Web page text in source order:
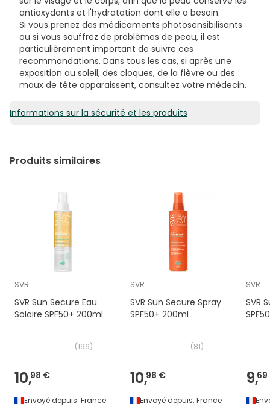
antioxydants et l'hydratation dont elle a besoin.
Si vous prenez des médicaments photosensibilisants
ou si vous souffrez de problèmes de peau, il est
particulièrement important de suivre ces
recommandations. Dans tous les cas, si après une
exposition au soleil, des cloques, de la fièvre ou des
maux de tête apparaissent, consultez votre médecin.
Informations sur la sécurité et les produits
Produits similaires
SVR
SVR Sun Secure Eau
Solaire SPF50+ 200ml
(196)
10,98 €
Envoyé depuis: France
SVR
SVR Sun Secure Spray
SPF50+ 200ml
(81)
10,98 €
Envoyé depuis: France
SVR
SVR
9,